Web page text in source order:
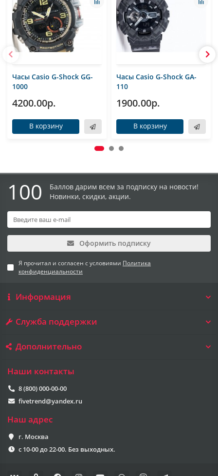
Часы Casio G-Shock GG-
1000
4200.00р.
В корзину
Часы Casio G-Shock GA-
110
1900.00р.
В корзину
100
Баллов дарим всем за подписку на новости!
Новинки, скидки, акции.
Оформить подписку
Я прочитал и согласен с условиями Политика
конфиденциальности
Информация
Служба поддержки
Дополнительно
Наши контакты
8 (800) 000-00-00
fivetrend@yandex.ru
Наш адрес
г. Москва
с 10-00 до 22-00. Без выходных.